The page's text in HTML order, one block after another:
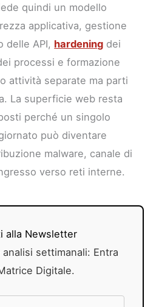
quindi un modello
applicativa, gestione
delle API, hardening dei
processi e formazione
attività separate ma parti
La superficie web resta
perché un singolo
può diventare
malware, canale di
verso reti interne.
alla Newsletter
settimanali: Entra
Digitale.